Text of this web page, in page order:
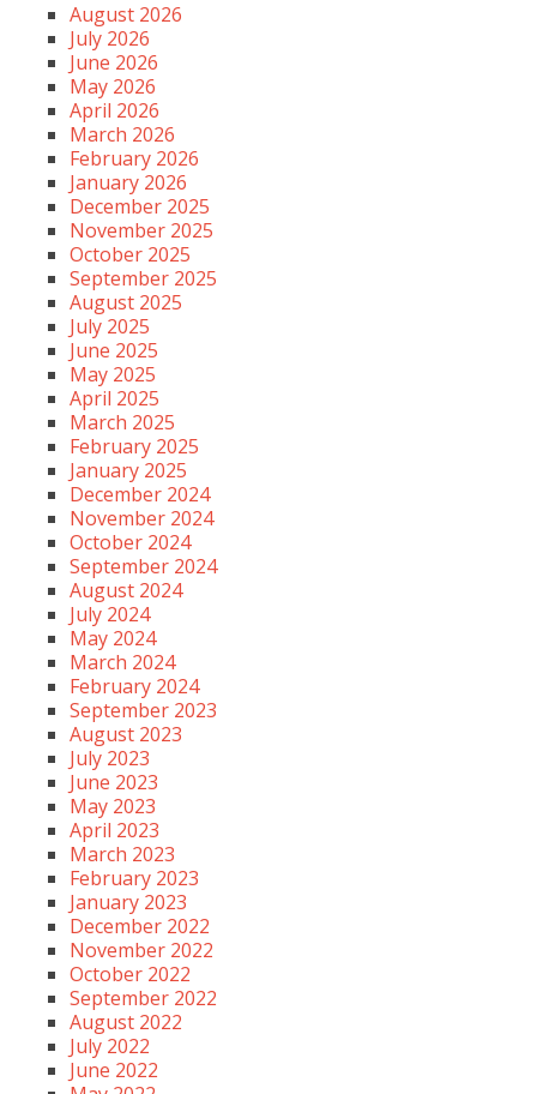
August 2026
July 2026
June 2026
May 2026
April 2026
March 2026
February 2026
January 2026
December 2025
November 2025
October 2025
September 2025
August 2025
July 2025
June 2025
May 2025
April 2025
March 2025
February 2025
January 2025
December 2024
November 2024
October 2024
September 2024
August 2024
July 2024
May 2024
March 2024
February 2024
September 2023
August 2023
July 2023
June 2023
May 2023
April 2023
March 2023
February 2023
January 2023
December 2022
November 2022
October 2022
September 2022
August 2022
July 2022
June 2022